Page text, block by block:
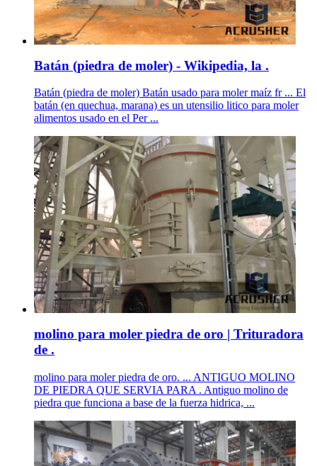
Batán (piedra de moler) - Wikipedia, la .
Batán (piedra de moler) Batán usado para moler maíz fr ... El
batán (en quechua, marana) es un utensilio litico para moler
alimentos usado en el Per ...
molino para moler piedra de oro | Trituradora
de .
molino para moler piedra de oro. ... ANTIGUO MOLINO
DE PIEDRA QUE SERVIA PARA . Antiguo molino de
piedra que funciona a base de la fuerza hidrica, ...